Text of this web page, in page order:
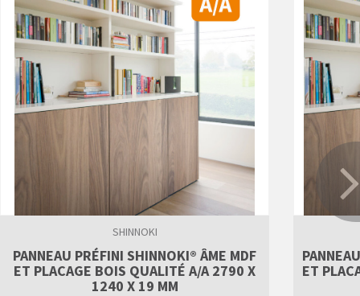
SHINNOKI
PANNEAU PRÉFINI SHINNOKI® ÂME MDF
ET PLACAGE BOIS QUALITÉ A/A 2790 X
1240 X 19 MM
ET